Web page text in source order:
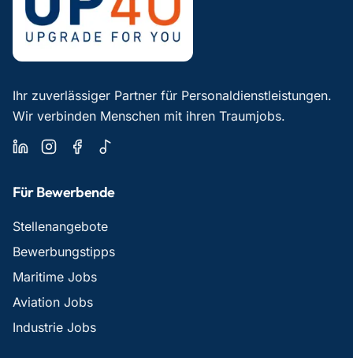
Ihr zuverlässiger Partner für Personaldienstleistungen.
Wir verbinden Menschen mit ihren Traumjobs.
Für Bewerbende
Stellenangebote
Bewerbungstipps
Maritime Jobs
Aviation Jobs
Industrie Jobs